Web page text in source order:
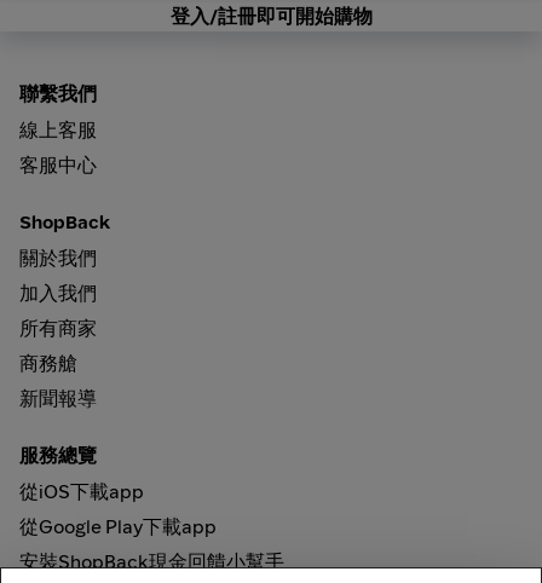
登入/註冊即可開始購物
聯繫我們
線上客服
客服中心
ShopBack
關於我們
加入我們
所有商家
商務艙
新聞報導
服務總覽
從iOS下載app
從Google Play下載app
安裝ShopBack現金回饋小幫手